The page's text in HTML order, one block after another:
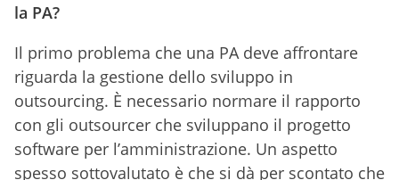
la PA?
Il primo problema che una PA deve affrontare
riguarda la gestione dello sviluppo in
outsourcing. È necessario normare il rapporto
con gli outsourcer che sviluppano il progetto
software per l’amministrazione. Un aspetto
spesso sottovalutato è che si dà per scontato che